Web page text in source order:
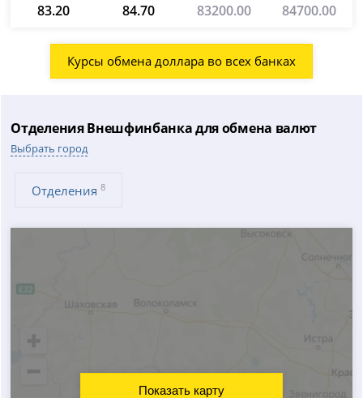
83.20 84.70 83200.00 84700.00
Курсы обмена доллара во всех банках
Отделения Внешфинбанка для обмена валют
Выбрать город
Отделения8
Показать карту